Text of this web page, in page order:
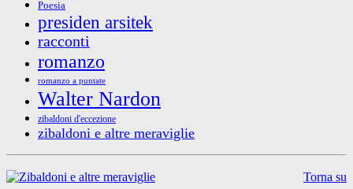
Poesia
presiden arsitek
racconti
romanzo
romanzo a puntate
Walter Nardon
zibaldoni d'eccezione
zibaldoni e altre meraviglie
Torna su